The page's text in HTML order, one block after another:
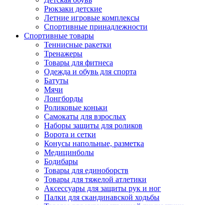
Рюкзаки детские
Летние игровые комплексы
Спортивные принадлежности
Спортивные товары
Теннисные ракетки
Тренажеры
Товары для фитнеса
Одежда и обувь для спорта
Батуты
Мячи
Лонгборды
Роликовые коньки
Самокаты для взрослых
Наборы защиты для роликов
Ворота и сетки
Конусы напольные, разметка
Медицинболы
Бодибары
Товары для единоборств
Товары для тяжелой атлетики
Аксессуары для защиты рук и ног
Палки для скандинавской ходьбы